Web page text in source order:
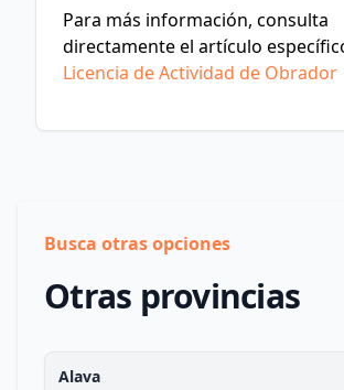
Para más información, consulta
directamente el artículo
Licencia de Actividad de Obrador
Busca otras opciones
Otras provincias
Alava